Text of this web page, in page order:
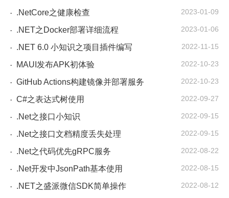
· .NetCore之健康检查 2023-01-09
· .NET之Docker部署详细流程 2023-01-06
· .NET 6.0 小知识之项目插件编写 2022-11-15
· MAUI发布APK初体验 2022-10-23
· GitHub Actions构建镜像并部署服务 2022-10-23
· C#之表达式树使用 2022-09-27
· .Net之接口小知识 2022-09-15
· .Net之接口文档精度丢失处理 2022-09-15
· .Net之代码优先gRPC服务 2022-08-22
· .Net开发中JsonPath基本使用 2022-08-15
· .NET之盛派微信SDK简单操作 2022-08-12